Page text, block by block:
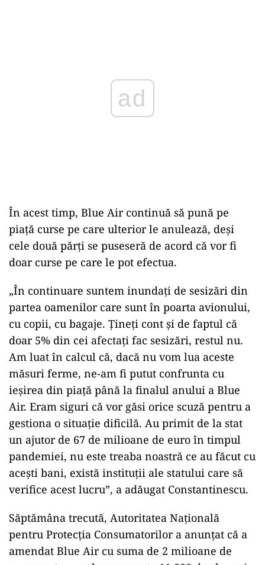
ad
În acest timp, Blue Air continuă să pună pe
piaţă curse pe care ulterior le anulează, deşi
cele două părţi se puseseră de acord că vor fi
doar curse pe care le pot efectua.
„În continuare suntem inundaţi de sesizări din
partea oamenilor care sunt în poarta avionului,
cu copii, cu bagaje. Ţineţi cont şi de faptul că
doar 5% din cei afectaţi fac sesizări, restul nu.
Am luat în calcul că, dacă nu vom lua aceste
măsuri ferme, ne-am fi putut confrunta cu
ieşirea din piaţă până la finalul anului a Blue
Air. Eram siguri că vor găsi orice scuză pentru a
gestiona o situaţie dificilă. Au primit de la stat
un ajutor de 67 de milioane de euro în timpul
pandemiei, nu este treaba noastră ce au făcut cu
aceşti bani, există instituţii ale statului care să
verifice acest lucru”, a adăugat Constantinescu.
Săptămâna trecută, Autoritatea Naţională
pentru Protecţia Consumatorilor a anunţat că a
amendat Blue Air cu suma de 2 milioane de